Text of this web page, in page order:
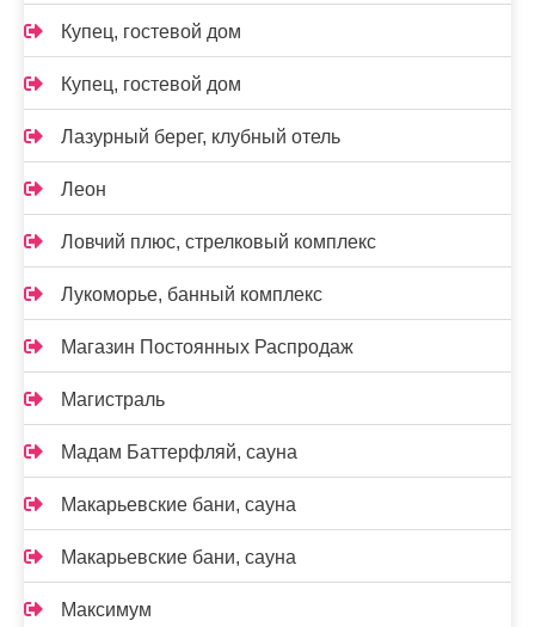
Купец, гостевой дом
Купец, гостевой дом
Лазурный берег, клубный отель
Леон
Ловчий плюс, стрелковый комплекс
Лукоморье, банный комплекс
Магазин Постоянных Распродаж
Магистраль
Мадам Баттерфляй, сауна
Макарьевские бани, сауна
Макарьевские бани, сауна
Максимум